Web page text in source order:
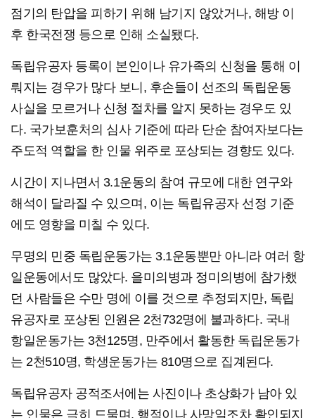
점기의 탄압을 피하기 위해 남기지 않았거나, 해방 이
후 한국전쟁 등으로 인해 소실됐다.
독립유공자 등록이 본인이나 유가족의 신청을 통해 이
뤄지는 경우가 많다 보니, 후손들이 선조의 독립운동
사실을 모르거나 신청 절차를 알지 못하는 경우도 있
다. 국가보훈처의 심사 기준에 따라 단순 참여자보다는
주도적 역할을 한 인물 위주로 포상되는 경향도 있다.
시간이 지나면서 3.1운동의 참여 규모에 대한 연구와
해석이 달라질 수 있으며, 이는 독립유공자 선정 기준
에도 영향을 미칠 수 있다.
무명의 민중 독립운동가는 3.1운동뿐만 아니라 여러 항
일운동에서도 많았다. 을미의병과 정미의병에 참가했
던 사람들은 수만 명에 이를 것으로 추정되지만, 독립
유공자로 포상된 인원은 2천732명에 불과하다. 국내
항일운동가는 3천125명, 만주에서 활동한 독립운동가
는 2천510명, 학생운동가는 810명으로 집계된다.
독립유공자 공적조서에는 사진이나 초상화가 남아 있
는 인물은 극히 드물며, 행적이나 사망일조차 확인되지